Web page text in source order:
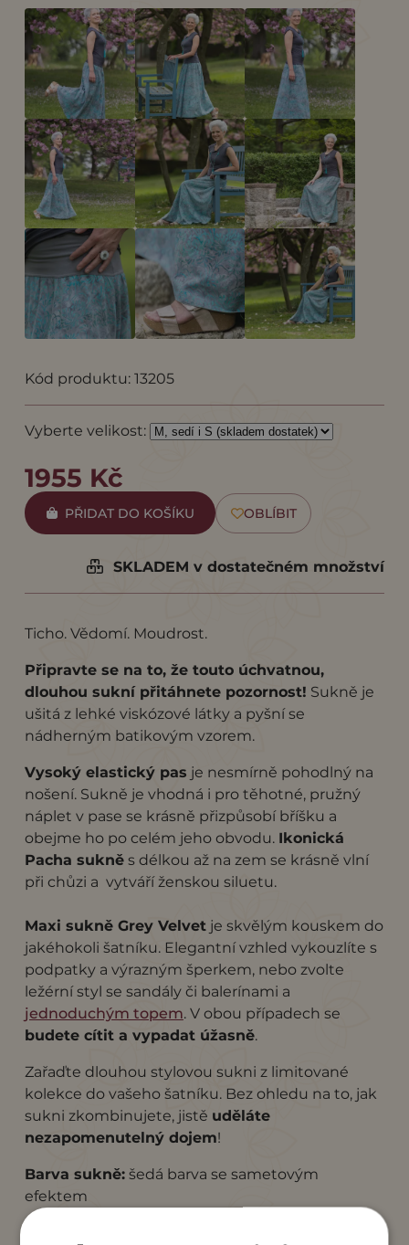
Kód produktu: 13205
Vyberte velikost:
1955 Kč
PŘIDAT DO KOŠÍKU OBLÍBIT
SKLADEM v dostatečném množství
Ticho. Vědomí. Moudrost.
Připravte se na to, že touto úchvatnou,
dlouhou sukní přitáhnete pozornost! Sukně je
ušitá z lehké viskózové látky a pyšní se
nádherným batikovým vzorem.
Vysoký elastický pas je nesmírně pohodlný na
nošení. Sukně je vhodná i pro těhotné, pružný
náplet v pase se krásně přizpůsobí bříšku a
obejme ho po celém jeho obvodu. Ikonická
Pacha sukněs délkou až na zem se krásně vlní
při chůzi a vytváří ženskou siluetu.
Maxi sukně Grey Velvetje skvělým kouskem do
jakéhokoli šatníku. Elegantní vzhled vykouzlíte s
podpatky a výrazným šperkem, nebo zvolte
ležérní styl se sandály či balerínami a
jednoduchým topem. V obou případech se
budete cítit a vypadat úžasně.
Zařaďte dlouhou stylovou sukni z limitované
kolekce do vašeho šatníku. Bez ohledu na to, jak
sukni zkombinujete, jistě uděláte
nezapomenutelný dojem!
Barva sukně:šedá barva se sametovým
efektem